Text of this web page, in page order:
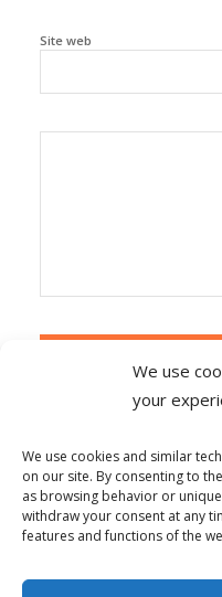
We use
your
We use cookies and similar
on our site. By consenting to
as browsing behavior or
withdraw your consent at any
features and functions of the
Site web
Ce site utilise
données de vos
© Copyright - Alpha-b 2019-